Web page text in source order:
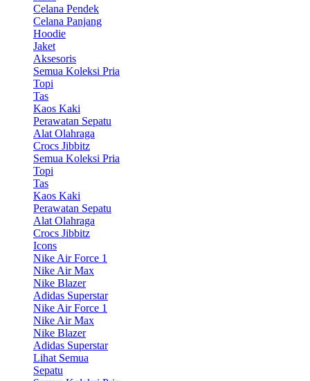
Celana Pendek
Celana Panjang
Hoodie
Jaket
Aksesoris
Semua Koleksi Pria
Topi
Tas
Kaos Kaki
Perawatan Sepatu
Alat Olahraga
Crocs Jibbitz
Semua Koleksi Pria
Topi
Tas
Kaos Kaki
Perawatan Sepatu
Alat Olahraga
Crocs Jibbitz
Icons
Nike Air Force 1
Nike Air Max
Nike Blazer
Adidas Superstar
Nike Air Force 1
Nike Air Max
Nike Blazer
Adidas Superstar
Lihat Semua
Sepatu